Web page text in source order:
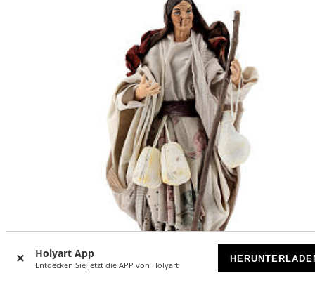
Holyart App
Entdecken Sie jetzt die APP von Holyart